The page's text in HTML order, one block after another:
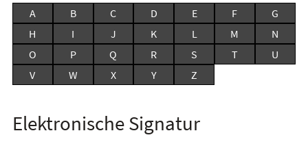
A B C D E F
G
H
I J K L M
N
O
P Q R S T
U
V
W X Y Z
Elektronische Signatur